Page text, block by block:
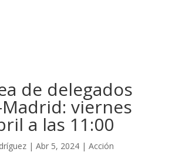
de delegados
Madrid: viernes
a las 11:00
| Abr 5, 2024| Acción